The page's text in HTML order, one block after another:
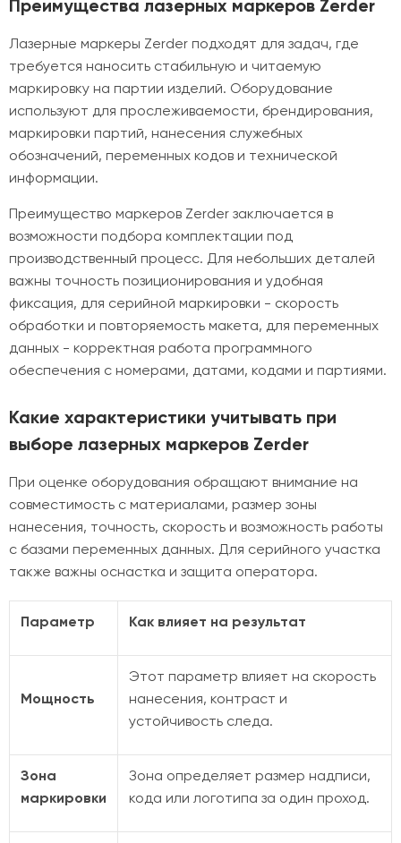
Преимущества лазерных маркеров Zerder
Лазерные маркеры Zerder подходят для задач, где
требуется наносить стабильную и читаемую
маркировку на партии изделий. Оборудование
используют для прослеживаемости, брендирования,
маркировки партий, нанесения служебных
обозначений, переменных кодов и технической
информации.
Преимущество маркеров Zerder заключается в
возможности подбора комплектации под
производственный процесс. Для небольших деталей
важны точность позиционирования и удобная
фиксация, для серийной маркировки - скорость
обработки и повторяемость макета, для переменных
данных - корректная работа программного
обеспечения с номерами, датами, кодами и партиями.
Какие характеристики учитывать при
выборе лазерных маркеров Zerder
При оценке оборудования обращают внимание на
совместимость с материалами, размер зоны
нанесения, точность, скорость и возможность работы
с базами переменных данных. Для серийного участка
также важны оснастка и защита оператора.
Параметр Как влияет на результат
Мощность
Этот параметр влияет на скорость
нанесения, контраст и
устойчивость следа.
Зона
маркировки
Зона определяет размер надписи,
кода или логотипа за один проход.